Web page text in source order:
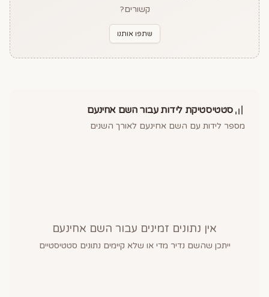
קשורים?
שתפו אותנו
סטטיסטיקת לידות עבור השם אחינעם
מספר לידות עם השם אחינעם לאורך השנים
אין נתונים זמינים עבור השם אחינעם
ייתכן שהשם נדיר מדי או שלא קיימים נתונים סטטיסטיים